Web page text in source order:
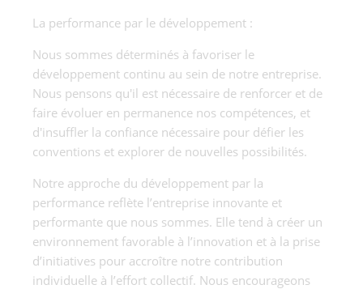
La performance par le développement :
Nous sommes déterminés à favoriser le
développement continu au sein de notre entreprise.
Nous pensons qu'il est nécessaire de renforcer et de
faire évoluer en permanence nos compétences, et
d'insuffler la confiance nécessaire pour défier les
conventions et explorer de nouvelles possibilités.
Notre approche du développement par la
performance reflète l’entreprise innovante et
performante que nous sommes. Elle tend à créer un
environnement favorable à l’innovation et à la prise
d’initiatives pour accroître notre contribution
individuelle à l’effort collectif. Nous encourageons